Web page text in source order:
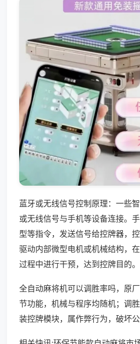
蓝牙或无线信号控制原理：一些
或无线信号与手机等设备连接。
型等指令，发送信号给控牌器，
驱动内部微型电机或机械结构，
过程中进行干预，达到控牌目的。
全自动麻将机可以调胜率吗，原
节功能，机械与程序均随机；调
装控牌模块，属作弊行为，破坏公